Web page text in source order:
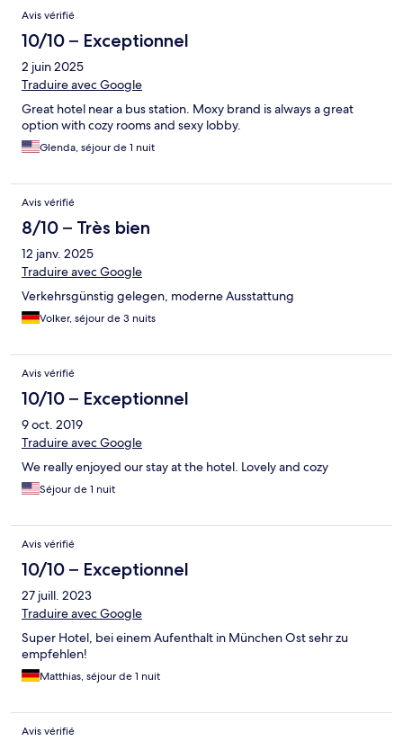
Avis vérifié
10/10 – Exceptionnel
2 juin 2025
Traduire avec Google
Great hotel near a bus station. Moxy brand is always a great
option with cozy rooms and sexy lobby.
Glenda, séjour de 1 nuit
Avis vérifié
8/10 – Très bien
12 janv. 2025
Traduire avec Google
Verkehrsgünstig gelegen, moderne Ausstattung
Volker, séjour de 3 nuits
Avis vérifié
10/10 – Exceptionnel
9 oct. 2019
Traduire avec Google
We really enjoyed our stay at the hotel. Lovely and cozy
Séjour de 1 nuit
Avis vérifié
10/10 – Exceptionnel
27 juill. 2023
Traduire avec Google
Super Hotel, bei einem Aufenthalt in München Ost sehr zu
empfehlen!
Matthias, séjour de 1 nuit
Avis vérifié